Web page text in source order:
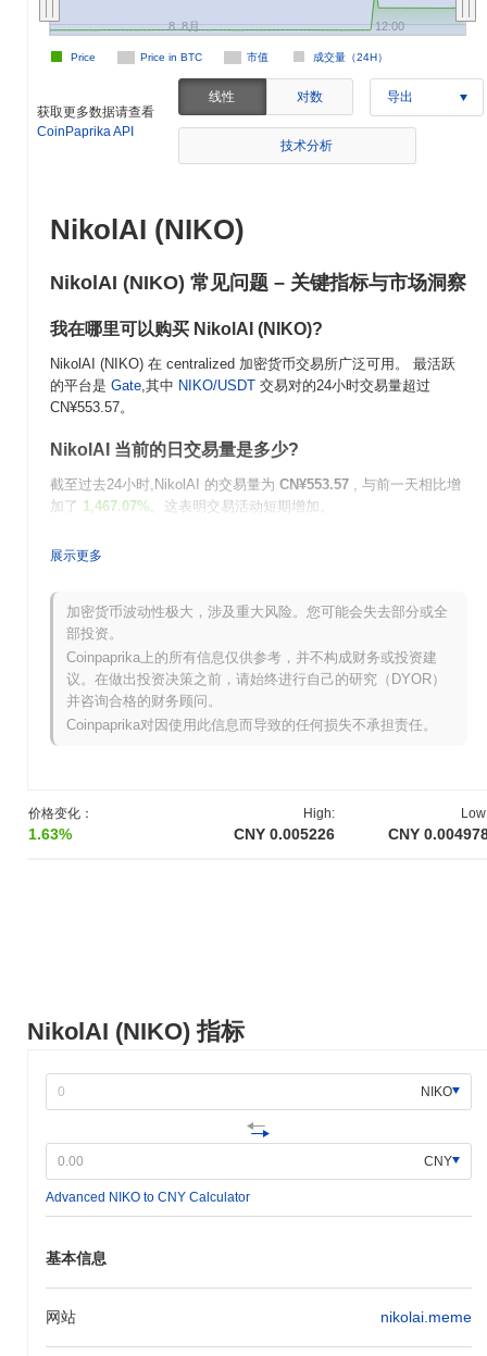
NikolAI (NIKO) 指标
NIKO
CNY
Advanced NIKO to CNY Calculator
基本信息
网站 nikolai.meme
价格变化：
1.63%
High:
CNY 0.005226 CNY
Price in BTC 市值 成交量（24H）
Price
8. 8月 12:00
获取更多数据请查看
CoinPaprika API
线性 对数 导出
技术分析
NikolAI (NIKO)
NikolAI (NIKO) 常见问题 – 关键指标与市场洞察
我在哪里可以购买 NikolAI (NIKO)?
NikolAI (NIKO) 在 centralized 加密货币交易所广泛可用。 最活跃
的平台是 Gate,其中 NIKO/USDT 交易对的24小时交易量超过
CN¥553.57。
NikolAI 当前的日交易量是多少?
截至过去24小时,NikolAI 的交易量为 CN¥553.57 , 与前一天相比增
加了 1,467.07% 。这表明交易活动短期增加。
NikolAI 的价格范围历史是什么?
历史最低价(ATL):CN¥0.00
NikolAI 目前的交易价格低于其ATH~70.92%.
NikolAI 当前的市值是多少?
NikolAI 的市值约为CN¥5,059,637.00,按市场规模在全球排名第
2865 位。该数字是根据其 1 000 000 000 个 NIKO 代币的流通供应
与更广泛的加密市场相比,NikolAI 的表现如何?
展示更多
加密货币波动性极大，涉及重大风险。您可能会失去部分或全
部投资。
Coinpaprika上的所有信息仅供参考，并不构成财务或投资建
议。在做出投资决策之前，请始终进行自己的研究（DYOR）
并咨询合格的财务顾问。
Coinpaprika对因使用此信息而导致的任何损失不承担责任。